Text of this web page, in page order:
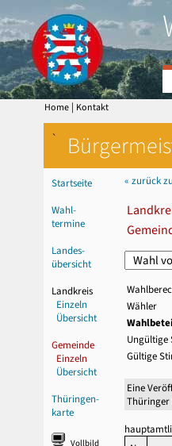
Home | Kontakt
`
Startseite
Wahl-
termine
Landes-
übersicht
Landkreis
Einzeln
Übersicht
Gemeinde
Einzeln
Übersicht
Thüringen-
karte
Vollbild
« zurück
Wähler
Ungültige
Gültige
Eine